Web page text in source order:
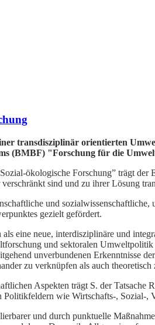
transdisziplinär orientierten
(BMBF) "Forschung für die
ökologische Forschung” trägt
sind und zu ihrer Lösung
und
gezielt gefördert.
als eine neue, interdisziplinäre und
und sektoralen Umweltpolitik
unverbundenen Erkenntnisse
zu verknüpfen als auch theoretisch
Aspekten trägt S. der Tatsache
wie Wirtschafts-, Sozial-,
und durch punktuelle